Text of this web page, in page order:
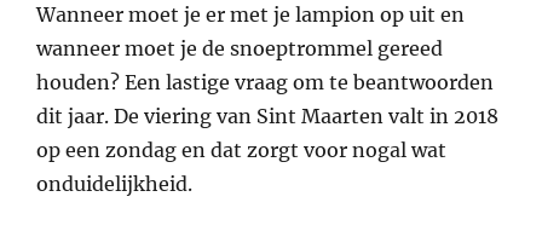
Wanneer moet je er met je lampion op uit en
wanneer moet je de snoeptrommel gereed
houden? Een lastige vraag om te beantwoorden
dit jaar. De viering van Sint Maarten valt in 2018
op een zondag en dat zorgt voor nogal wat
onduidelijkheid.